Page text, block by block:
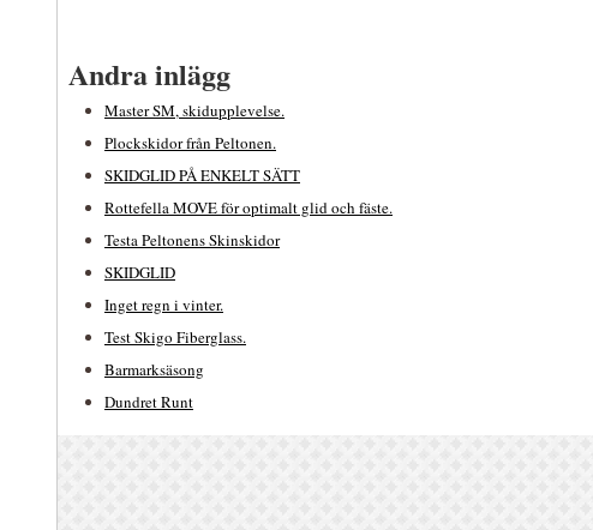
Andra inlägg
Master SM, skidupplevelse.
Plockskidor från Peltonen.
SKIDGLID PÅ ENKELT SÄTT
Rottefella MOVE för optimalt glid och fäste.
Testa Peltonens Skinskidor
SKIDGLID
Inget regn i vinter.
Test Skigo Fiberglass.
Barmarksäsong
Dundret Runt